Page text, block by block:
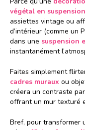
végétal en suspension
assiettes vintage ou
d’intérieur (comme un
dans une suspension
instantanément
Faites simplement
cadres muraux ou
créera un contraste
offrant un mur texturé
Bref, pour transformer